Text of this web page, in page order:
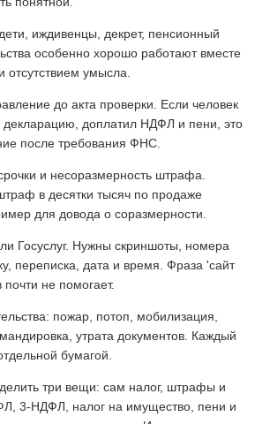
иждивенцы, декрет, пенсионный
особенно хорошо работают вместе
умысла.
до акта проверки. Если человек
доплатил НДФЛ и пени, это
после требования ФНС.
и несоразмерность штрафа.
в десятки тысяч по продаже
для довода о соразмерности.
Госуслуг. Нужны скриншоты, номера
переписка, дата и время. Фраза 'сайт
не помогает.
пожар, потоп, мобилизация,
утрата документов. Каждый
бумагой.
три вещи: сам налог, штрафы и
3-НДФЛ, налог на имущество, пени и